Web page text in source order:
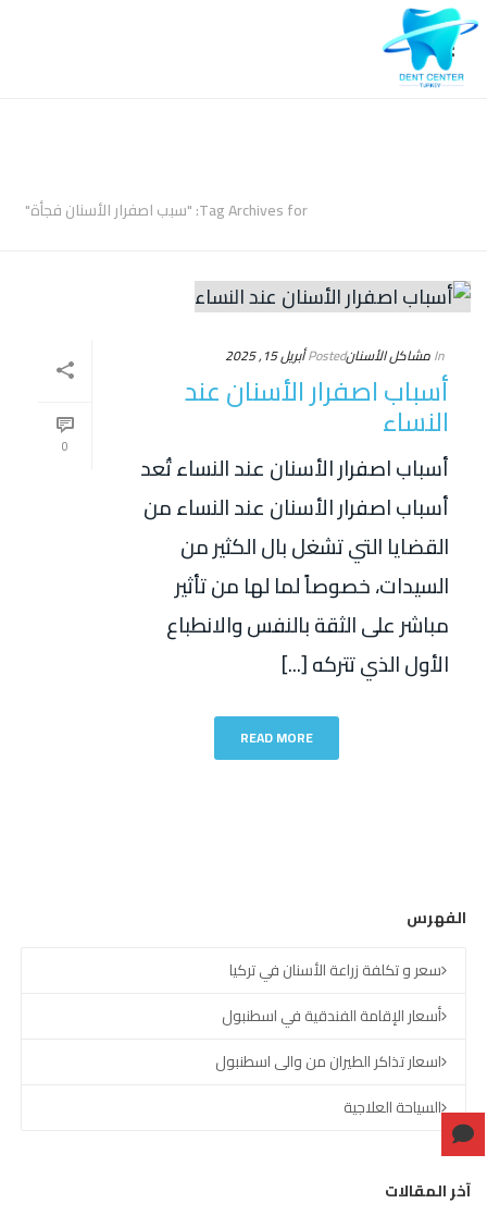
Tag Archives for: "سبب اصفرار الأسنان فجأة"
0
Inمشاكل الأسنانPostedأبريل 15, 2025
أسباب اصفرار الأسنان عند
النساء
أسباب اصفرار الأسنان عند النساء تُعد
أسباب اصفرار الأسنان عند النساء من
القضايا التي تشغل بال الكثير من
السيدات، خصوصاً لما لها من تأثير
مباشر على الثقة بالنفس والانطباع
الأول الذي تتركه [...]
READ MORE
الفهرس
سعر و تكلفة زراعة الأسنان في تركيا
أسعار الإقامة الفندقية في اسطنبول
اسعار تذاكر الطيران من والى اسطنبول
السياحة العلاجية
آخر المقالات